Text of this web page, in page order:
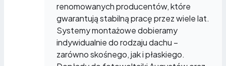
renomowanych producentów, które
gwarantują stabilną pracę przez wiele lat.
Systemy montażowe dobieramy
indywidualnie do rodzaju dachu –
zarówno skośnego, jak i płaskiego.